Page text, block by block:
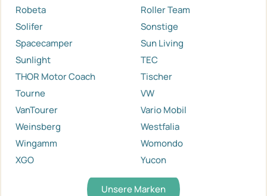
Robeta
Roller Team
Solifer
Sonstige
Spacecamper
Sun Living
Sunlight
TEC
THOR Motor Coach
Tischer
Tourne
VW
VanTourer
Vario Mobil
Weinsberg
Westfalia
Wingamm
Womondo
XGO
Yucon
Unsere Marken